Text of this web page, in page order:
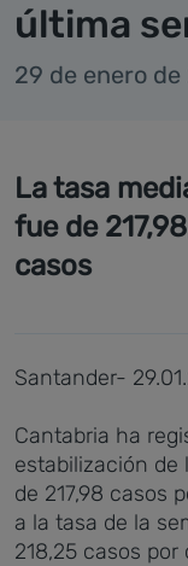
última
29 de enero de
La tasa
fue de
casos
Santander-
Cantabria ha
estabilización de
de 217,98 casos
a la tasa de la
218,25 casos